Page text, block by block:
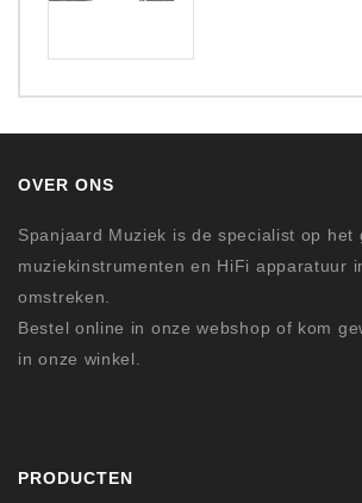
OVER ONS
Spanjaard Muziek is de specialist op het
muziekinstrumenten en HiFi apparatuur
omstreken.
Bestel online in onze webshop of kom
in onze winkel.
PRODUCTEN